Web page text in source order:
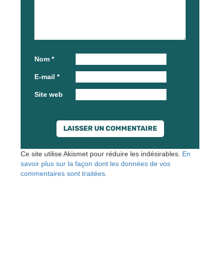
Nom *
E-mail *
Site web
Ce site utilise Akismet pour réduire les indésirables. En
savoir plus sur la façon dont les données de vos
commentaires sont traitées